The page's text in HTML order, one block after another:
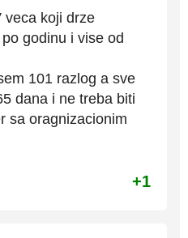
veca koji drze
godinu i vise od
101 razlog a sve
dana i ne treba biti
sa oragnizacionim
+1